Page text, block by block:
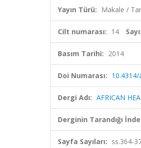
Yayın Türü: Makale /
Cilt numarası: 14 Sayı:
Basım Tarihi: 2014
Doi Numarası: 10.4314/
Dergi Adı: AFRICAN
Derginin Tarandığı
Sayfa Sayıları: ss.364-